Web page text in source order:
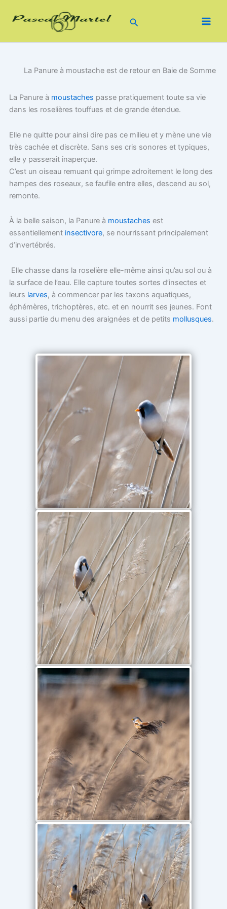
Rechercher
La Panure à moustache est de retour en Baie de Somme
La Panure à moustaches passe pratiquement toute sa vie
dans les roselières touffues et de grande étendue.
Elle ne quitte pour ainsi dire pas ce milieu et y mène une vie
très cachée et discrète. Sans ses cris sonores et typiques,
elle y passerait inaperçue.
C’est un oiseau remuant qui grimpe adroitement le long des
hampes des roseaux, se faufile entre elles, descend au sol,
remonte.
À la belle saison, la Panure à moustaches est
essentiellement insectivore, se nourrissant principalement
d’invertébrés.
Elle chasse dans la roselière elle-même ainsi qu’au sol ou à
la surface de l’eau. Elle capture toutes sortes d’insectes et
leurs larves, à commencer par les taxons aquatiques,
éphémères, trichoptères, etc. et en nourrit ses jeunes. Font
aussi partie du menu des araignées et de petits mollusques.
votre
adresse
mail…